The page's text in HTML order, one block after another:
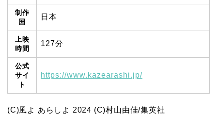
制作
国
日本
上映
時間
127分
公式
サイ
ト
https://www.kazearashi.jp/
(C)風よ あらしよ 2024 (C)村山由佳/集英社